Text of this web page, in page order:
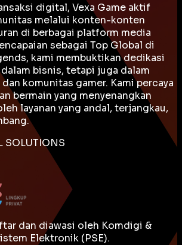
digital, Vexa Game aktif
melalui konten-konten
di berbagai platform media
sebagai Top Global di
kami membuktikan dedikasi
bisnis, tetapi juga dalam
komunitas gamer. Kami percaya
bermain yang menyenangkan
layanan yang andal, terjangkau,
SOLUTIONS
dan diawasi oleh Komdigi &
Elektronik (PSE).